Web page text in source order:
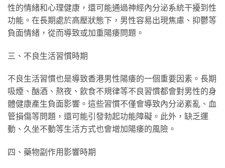
性的情緒和心理健康，還可能通過神經內分泌系統干擾到性
功能。在長期處於高壓狀態下，男性容易出現焦慮、抑鬱等
負面情緒，從而導致或加重陽痿問題。
三、不良生活習慣時期
不良生活習慣也是導致香港男性陽痿的一個重要因素。長期
吸煙、酗酒、熬夜、飲食不規律等不良習慣都會對男性的身
體健康產生負面影響。這些習慣不僅會導致內分泌紊亂、血
管損傷等問題，還可能引發勃起功能障礙。此外，缺乏運
動、久坐不動等生活方式也會增加陽痿的風險。
四、藥物副作用影響時期